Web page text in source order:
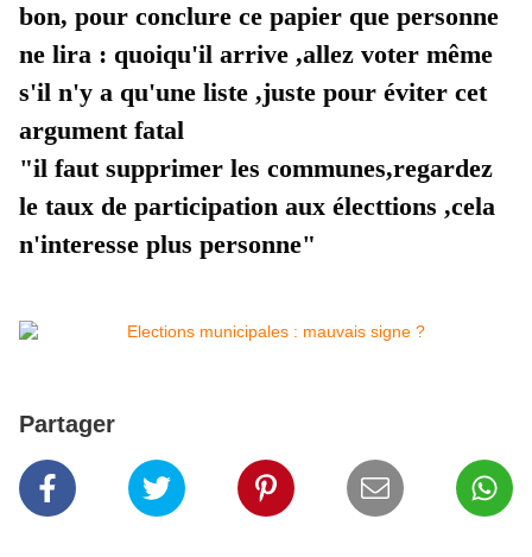
bon, pour conclure ce papier que personne
ne lira : quoiqu'il arrive ,allez voter même
s'il n'y a qu'une liste ,juste pour éviter cet
argument fatal
"il faut supprimer les communes,regardez
le taux de participation aux électtions ,cela
n'interesse plus personne"
Partager